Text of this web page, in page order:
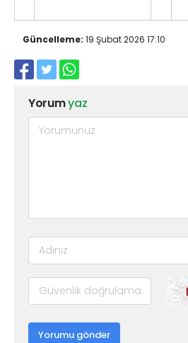
Güncelleme: 19 Şubat 2026 17:10
Yorumyaz
Yorumu gönder